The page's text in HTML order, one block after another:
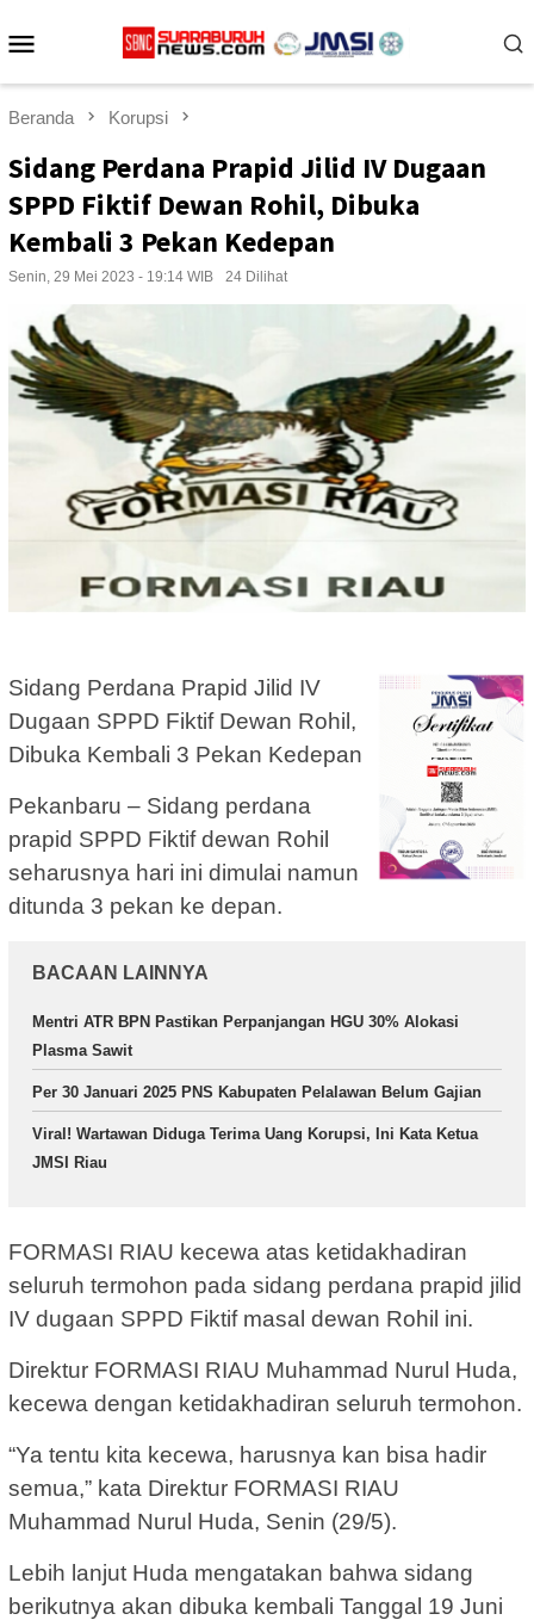
ke
Beranda Korupsi
Sidang Perdana Prapid Jilid IV Dugaan
SPPD Fiktif Dewan Rohil, Dibuka
Kembali 3 Pekan Kedepan
Senin, 29 Mei 2023 - 19:14 WIB 24 Dilihat
Sidang Perdana Prapid Jilid IV
Dugaan SPPD Fiktif Dewan Rohil,
Dibuka Kembali 3 Pekan Kedepan
Pekanbaru – Sidang perdana
prapid SPPD Fiktif dewan Rohil
seharusnya hari ini dimulai namun
ditunda 3 pekan ke depan.
BACAAN LAINNYA
Mentri ATR BPN Pastikan Perpanjangan HGU 30% Alokasi
Plasma Sawit
Per 30 Januari 2025 PNS Kabupaten Pelalawan Belum Gajian
Viral! Wartawan Diduga Terima Uang Korupsi, Ini Kata Ketua
JMSI Riau
FORMASI RIAU kecewa atas ketidakhadiran
seluruh termohon pada sidang perdana prapid jilid
IV dugaan SPPD Fiktif masal dewan Rohil ini.
Direktur FORMASI RIAU Muhammad Nurul Huda,
kecewa dengan ketidakhadiran seluruh termohon.
“Ya tentu kita kecewa, harusnya kan bisa hadir
semua,” kata Direktur FORMASI RIAU
Muhammad Nurul Huda, Senin (29/5).
Lebih lanjut Huda mengatakan bahwa sidang
berikutnya akan dibuka kembali Tanggal 19 Juni